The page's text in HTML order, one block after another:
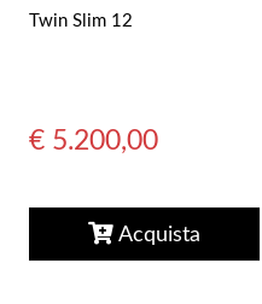
Twin Slim 12
€ 5.200,00
Acquista